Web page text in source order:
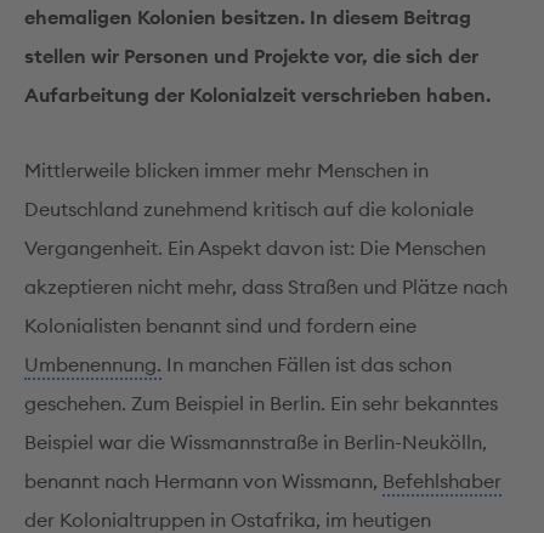
ehemaligen Kolonien besitzen. In diesem Beitrag
stellen wir Personen und Projekte vor, die sich der
Aufarbeitung der Kolonialzeit verschrieben haben.
Mittlerweile blicken immer mehr Menschen in
Deutschland zunehmend kritisch auf die koloniale
Vergangenheit. Ein Aspekt davon ist: Die Menschen
akzeptieren nicht mehr, dass Straßen und Plätze nach
Kolonialisten benannt sind und fordern eine
Umbenennung. In manchen Fällen ist das schon
geschehen. Zum Beispiel in Berlin. Ein sehr bekanntes
Beispiel war die Wissmannstraße in Berlin-Neukölln,
benannt nach Hermann von Wissmann, Befehlshaber
der Kolonialtruppen in Ostafrika, im heutigen